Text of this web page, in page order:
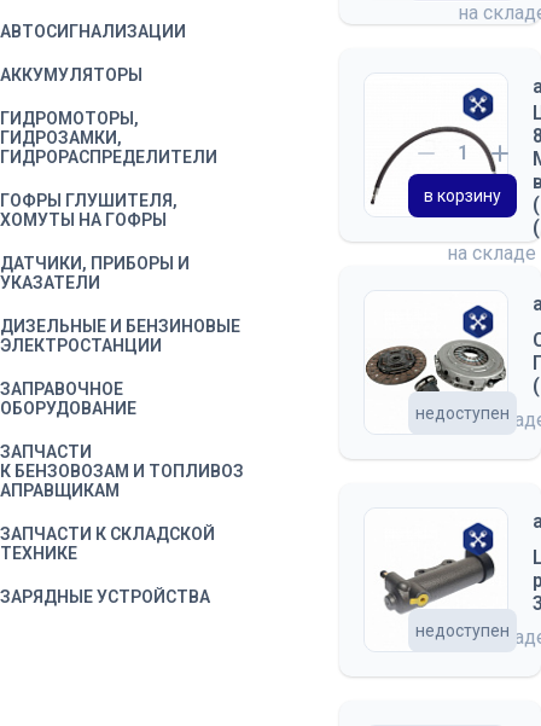
АВТОСИГНАЛИЗАЦИИ
АККУМУЛЯТОРЫ
ГИДРОМОТОРЫ,
ГИДРОЗАМКИ,
ГИДРОРАСПРЕДЕЛИТЕЛИ
ГОФРЫ ГЛУШИТЕЛЯ,
ХОМУТЫ НА ГОФРЫ
ДАТЧИКИ, ПРИБОРЫ И
УКАЗАТЕЛИ
ДИЗЕЛЬНЫЕ И БЕНЗИНОВЫЕ
ЭЛЕКТРОСТАНЦИИ
ЗАПРАВОЧНОЕ
ОБОРУДОВАНИЕ
ЗАПЧАСТИ
К БЕНЗОВОЗАМ И ТОПЛИВОЗ
АПРАВЩИКАМ
ЗАПЧАСТИ К СКЛАДСКОЙ
ТЕХНИКЕ
ЗАРЯДНЫЕ УСТРОЙСТВА
на
на складе
в корзину
на
недоступен
на
недоступен